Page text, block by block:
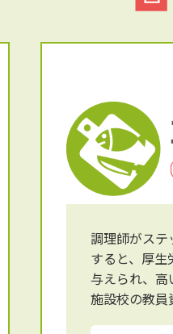
調理師がス
すると、厚
与えられ、
施設校の教員